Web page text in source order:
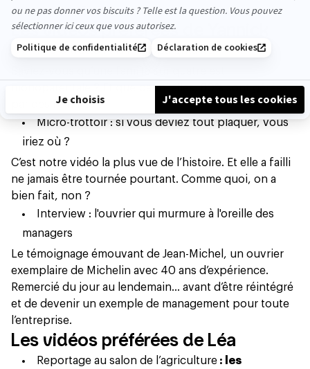
pas un mythe”.
Les vidéos préférées de Yannick
Micro-trottoir : la monoparentalité
? Et que parmi elles, 80% sont gérées
par des femmes ?
Micro-trottoir : si vous deviez tout plaquer, vous
iriez où ?
C’est notre vidéo la plus vue de l’histoire. Et elle a failli
ne jamais être tournée pourtant. Comme quoi, on a
bien fait, non ?
Interview : l'ouvrier qui murmure à l'oreille des
managers
Le témoignage émouvant de Jean-Michel, un ouvrier
exemplaire de Michelin avec 40 ans d’expérience.
Remercié du jour au lendemain… avant d’être réintégré
et de devenir un exemple de management pour toute
l’entreprise.
Les vidéos préférées de Léa
Reportage au salon de l’agriculture : les